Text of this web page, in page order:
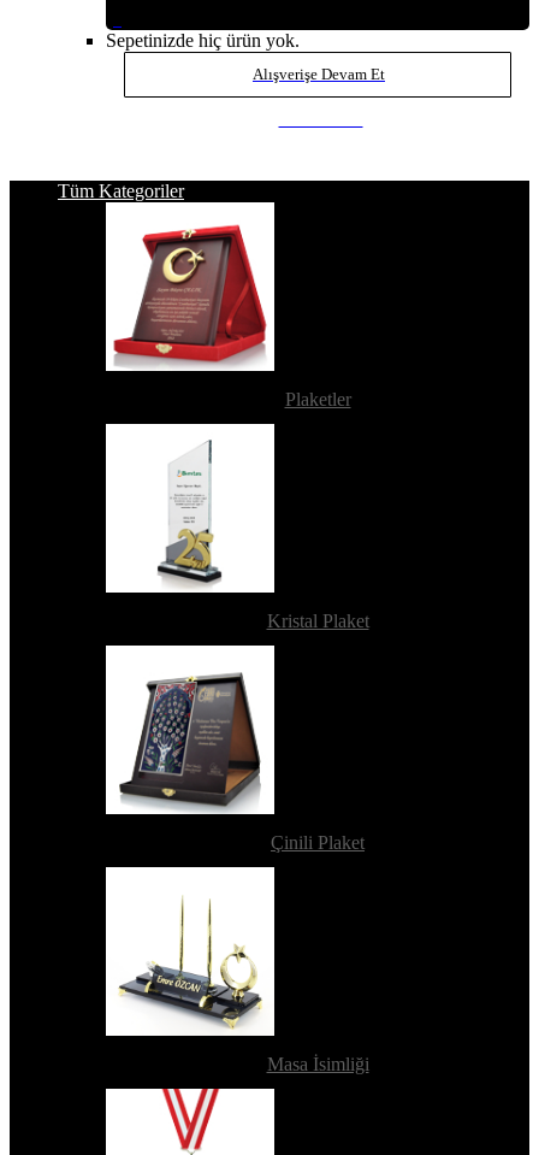
Sepetinizde hiç ürün yok.
Alışverişe Devam Et
Tüm Kategoriler
Plaketler
Kristal Plaket
Çinili Plaket
Masa İsimliği